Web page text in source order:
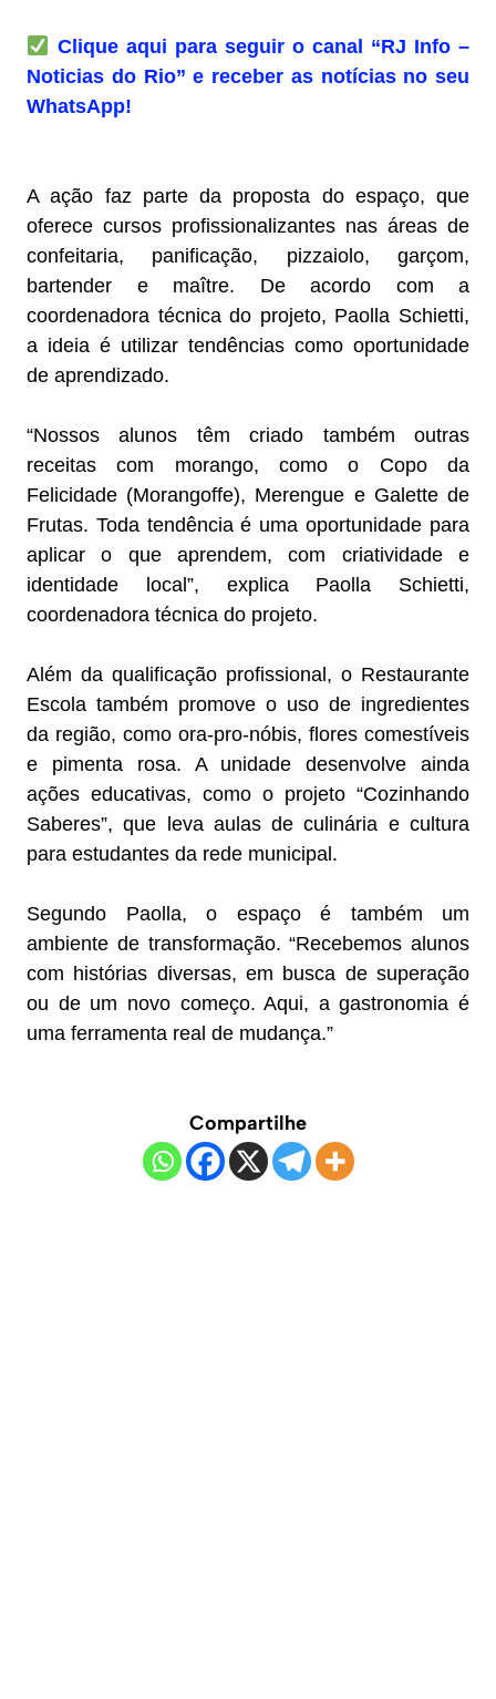
Clique aqui para seguir o canal “RJ Info –
Noticias do Rio” e receber as notícias no seu
WhatsApp!
A ação faz parte da proposta do espaço, que
oferece cursos profissionalizantes nas áreas de
confeitaria, panificação, pizzaiolo, garçom,
bartender e maître. De acordo com a
coordenadora técnica do projeto, Paolla Schietti,
a ideia é utilizar tendências como oportunidade
de aprendizado.
“Nossos alunos têm criado também outras
receitas com morango, como o Copo da
Felicidade (Morangoffe), Merengue e Galette de
Frutas. Toda tendência é uma oportunidade para
aplicar o que aprendem, com criatividade e
identidade local”, explica Paolla Schietti,
coordenadora técnica do projeto.
Além da qualificação profissional, o Restaurante
Escola também promove o uso de ingredientes
da região, como ora-pro-nóbis, flores comestíveis
e pimenta rosa. A unidade desenvolve ainda
ações educativas, como o projeto “Cozinhando
Saberes”, que leva aulas de culinária e cultura
para estudantes da rede municipal.
Segundo Paolla, o espaço é também um
ambiente de transformação. “Recebemos alunos
com histórias diversas, em busca de superação
ou de um novo começo. Aqui, a gastronomia é
uma ferramenta real de mudança.”
Compartilhe